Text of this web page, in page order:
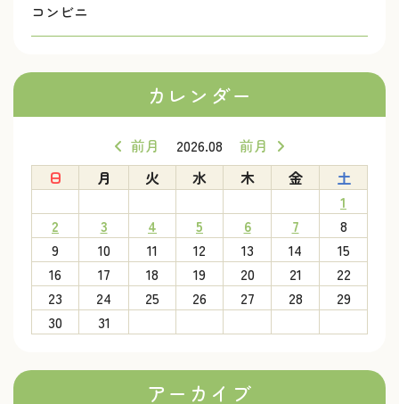
コンビニ
カレンダー
前月 2026.08
前月
日
月 火 水 木 金
土
1
2
3 4 5 6 7
8
9
10 11 12 13 14
15
16
17 18 19 20 21
22
23
24 25 26 27 28
29
30
31
アーカイブ